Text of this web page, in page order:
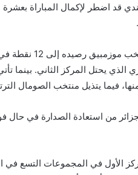
وبهذا
الذي يحتل المركز الثاني. بينما
من استعادة الصدارة في حال
الأول في المجموعات التسع في